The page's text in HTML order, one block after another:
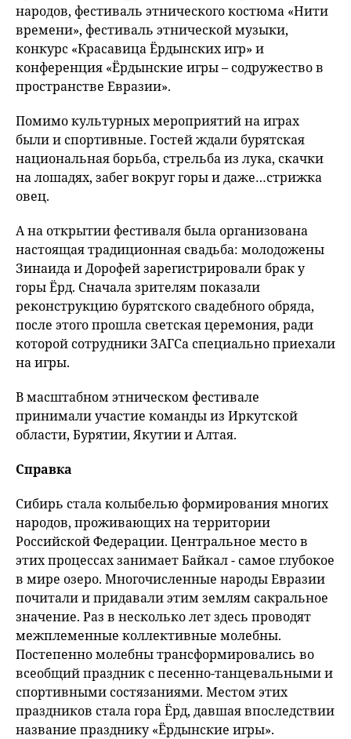
народов, фестиваль этнического костюма «Нити
времени», фестиваль этнической музыки,
конкурс «Красавица Ёрдынских игр» и
конференция «Ёрдынские игры – содружество в
пространстве Евразии».
Помимо культурных мероприятий на играх
были и спортивные. Гостей ждали бурятская
национальная борьба, стрельба из лука, скачки
на лошадях, забег вокруг горы и даже…стрижка
овец.
А на открытии фестиваля была организована
настоящая традиционная свадьба: молодожены
Зинаида и Дорофей зарегистрировали брак у
горы Ёрд. Сначала зрителям показали
реконструкцию бурятского свадебного обряда,
после этого прошла светская церемония, ради
которой сотрудники ЗАГСа специально приехали
на игры.
В масштабном этническом фестивале
принимали участие команды из Иркутской
области, Бурятии, Якутии и Алтая.
Справка
Сибирь стала колыбелью формирования многих
народов, проживающих на территории
Российской Федерации. Центральное место в
этих процессах занимает Байкал - самое глубокое
в мире озеро. Многочисленные народы Евразии
почитали и придавали этим землям сакральное
значение. Раз в несколько лет здесь проводят
межплеменные коллективные молебны.
Постепенно молебны трансформировались во
всеобщий праздник с песенно-танцевальными и
спортивными состязаниями. Местом этих
праздников стала гора Ёрд, давшая впоследствии
название празднику «Ёрдынские игры».